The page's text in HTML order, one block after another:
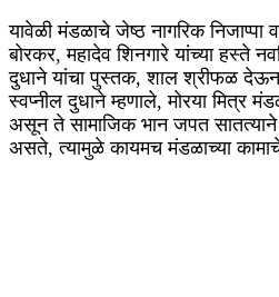
यावेळी मंडळाचे जेष्ठ नागरिक निजाप्पा
बोरकर, महादेव शिनगारे यांच्या हस्ते
दुधाने यांचा पुस्तक, शाल श्रीफळ
स्वप्नील दुधाने म्हणाले, मोरया मित्र
असून ते सामाजिक भान जपत
असते, त्यामुळे कायमच मंडळाच्या